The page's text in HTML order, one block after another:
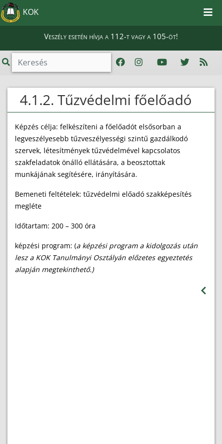
KOK
Veszély esetén hívja a 112-t vagy a 105-öt!
4.1.2. Tűzvédelmi főelőadó
Képzés célja: felkészíteni a főelőadót elsősorban a
legveszélyesebb tűzveszélyességi szintű gazdálkodó
szervek, létesítmények tűzvédelmével kapcsolatos
szakfeladatok önálló ellátására, a beosztottak
munkájának segítésére, irányítására.
Bemeneti feltételek: tűzvédelmi előadó szakképesítés
megléte
Időtartam: 200 – 300 óra
képzési program: (a képzési program a kidolgozás után
lesz a KOK Tanulmányi Osztályán előzetes egyeztetés
alapján megtekinthető.)